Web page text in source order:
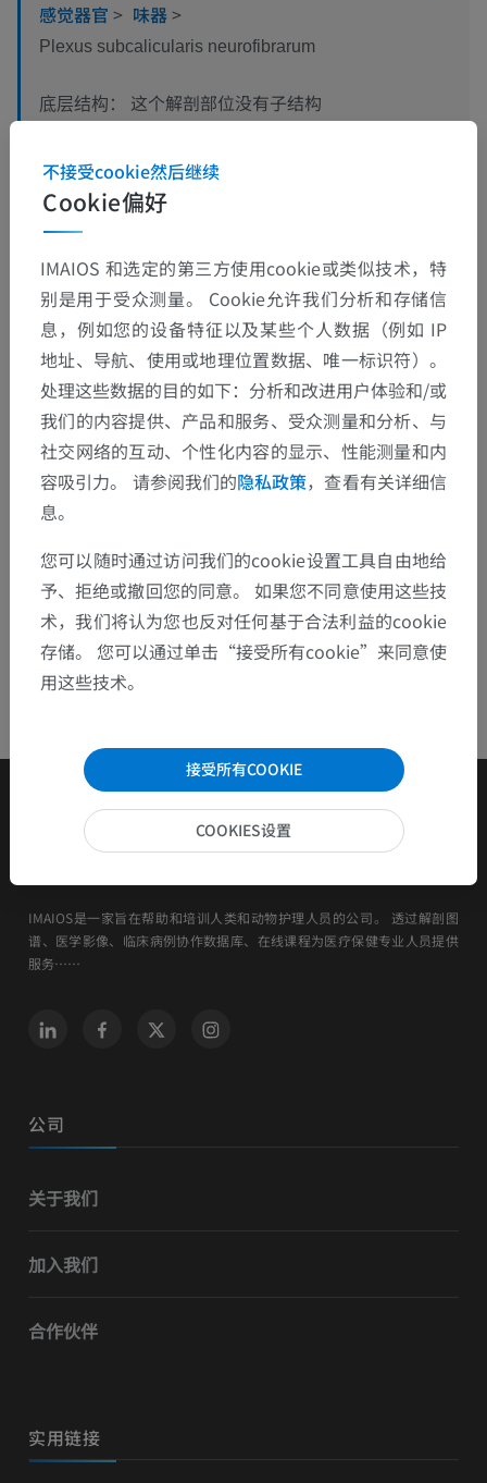
感觉器官 > 味器>
Plexus subcalicularis neurofibrarum
底层结构： 这个解剖部位没有子结构
发现错误？
欢迎提出更正、翻译或内容改进的建议。
检举错误
下载APP
IMAIOS是一家旨在帮助和培训人类和动物护理人员的公司。 透过解剖图
谱、医学影像、临床病例协作数据库、在线课程为医疗保健专业人员提供
服务……
公司
关于我们
加入我们
合作伙伴
实用链接
Cookie偏好
不接受cookie然后继续
IMAIOS 和选定的第三方使用cookie或类似技术，特
别是用于受众测量。 Cookie允许我们分析和存储信
息，例如您的设备特征以及某些个人数据（例如 IP
地址、导航、使用或地理位置数据、唯一标识符）。
处理这些数据的目的如下：分析和改进用户体验和/或
我们的内容提供、产品和服务、受众测量和分析、与
社交网络的互动、个性化内容的显示、性能测量和内
容吸引力。 请参阅我们的隐私政策，查看有关详细信
息。
您可以随时通过访问我们的cookie设置工具自由地给
予、拒绝或撤回您的同意。 如果您不同意使用这些技
术，我们将认为您也反对任何基于合法利益的cookie
存储。 您可以通过单击“接受所有cookie”来同意使
用这些技术。
接受所有COOKIE
COOKIES设置